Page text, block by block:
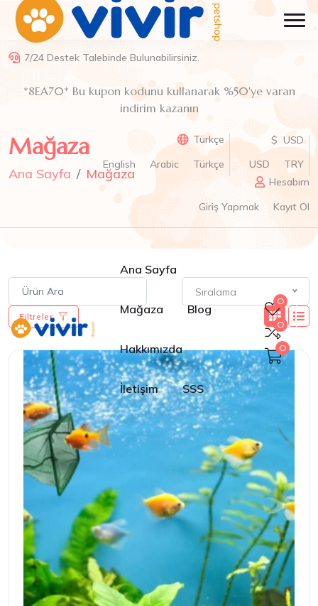
7/24 Destek Talebinde Bulunabilirsiniz.
*8EA70* Bu kupon kodunu kullanarak %50'ye varan
indirim kazanın
Türkçe
English
Arabic Türkçe
$ USD
USD
TRY
Hesabım
Giriş Yapmak
Kayıt Ol
Ana Sayfa
Mağaza Blog
Hakkımızda
İletişim SSS
0
0
0
Mağaza
Ana Sayfa Mağaza
Sıralama
Filtreler